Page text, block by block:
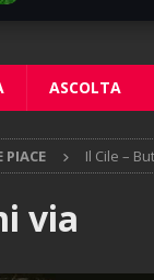
ASCOLTA
PIACE Il Cile –
via